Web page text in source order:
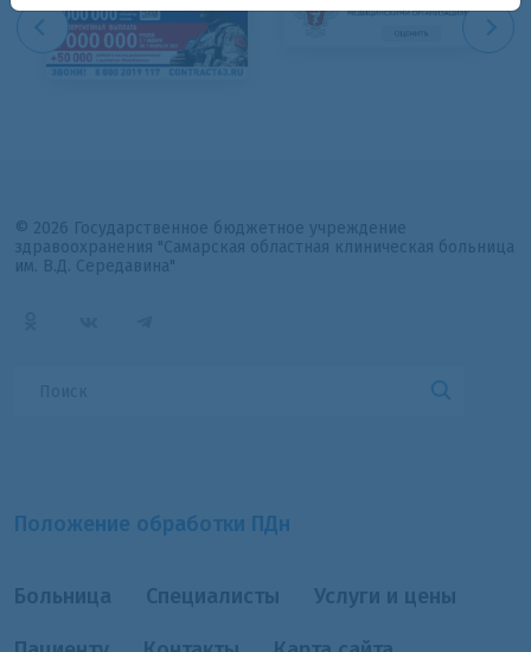
© 2026 Государственное бюджетное учреждение
здравоохранения "Самарская областная клиническая больница
им. В.Д. Середавина"
Положение обработки ПДн
Больница Специалисты Услуги и цены